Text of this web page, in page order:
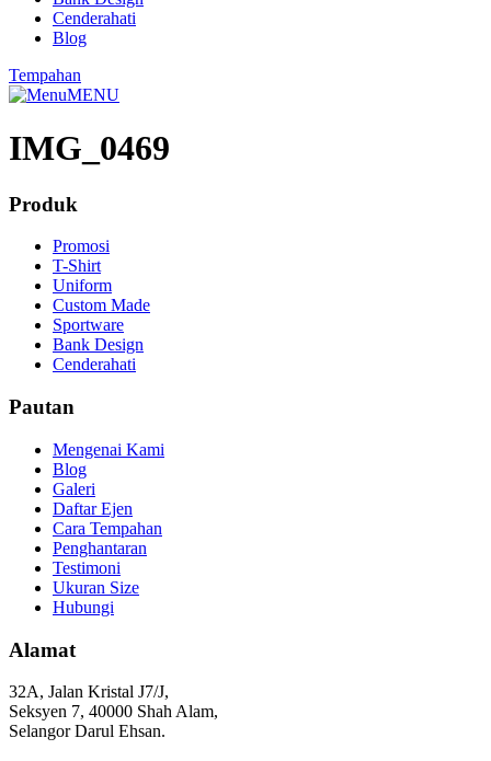
Cenderahati
Blog
Tempahan
MENU
IMG_0469
Produk
Promosi
T-Shirt
Uniform
Custom Made
Sportware
Bank Design
Cenderahati
Pautan
Mengenai Kami
Blog
Galeri
Daftar Ejen
Cara Tempahan
Penghantaran
Testimoni
Ukuran Size
Hubungi
Alamat
32A, Jalan Kristal J7/J,
Seksyen 7, 40000 Shah Alam,
Selangor Darul Ehsan.